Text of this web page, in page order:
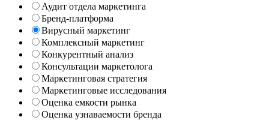
Аудит отдела маркетинга
Бренд-платформа
Вирусный маркетинг
Комплексный маркетинг
Конкурентный анализ
Консультации маркетолога
Маркетинговая стратегия
Маркетинговые исследования
Оценка емкости рынка
Оценка узнаваемости бренда